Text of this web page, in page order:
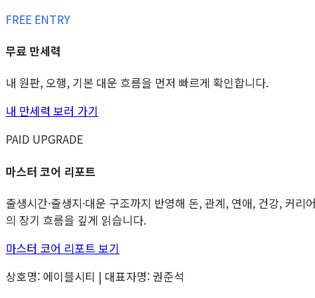
FREE ENTRY
무료 만세력
내 원판, 오행, 기본 대운 흐름을 먼저 빠르게 확인합니다.
내 만세력 보러 가기
PAID UPGRADE
마스터 코어 리포트
출생시간·출생지·대운 구조까지 반영해 돈, 관계, 연애, 건강, 커리
의 장기 흐름을 깊게 읽습니다.
마스터 코어 리포트 보기
상호명: 에이블시티 | 대표자명: 권준석